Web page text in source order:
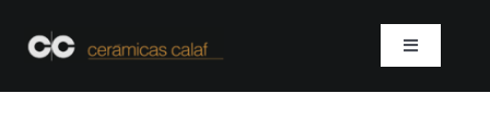
Toggle